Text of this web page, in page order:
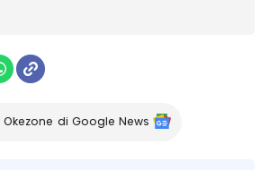
Okezone di Google News